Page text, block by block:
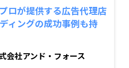
ロが提供する広告代理店
ィングの成功事例も持
会社アンド・フォース